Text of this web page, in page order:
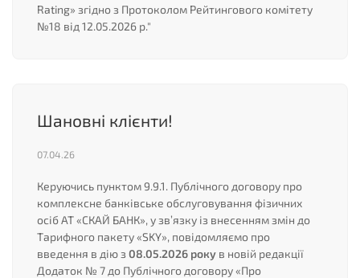
Rating» згідно з Протоколом Рейтингового комітету
№18 від 12.05.2026 р."
Шановні клієнти!
07.04.26
Керуючись пунктом 9.9.1. Публічного договору про
комплексне банківське обслуговування фізичних
осіб АТ «СКАЙ БАНК», у зв’язку із внесенням змін до
Тарифного пакету «SKY», повідомляємо про
введення в дію з08.05.2026 року в новій редакції
Додаток № 7 до Публічного договору «Про